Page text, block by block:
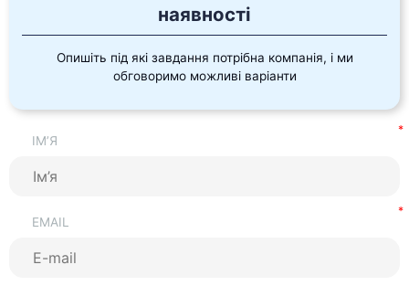
наявності
Опишіть під які завдання потрібна компанія, і ми
обговоримо можливі варіанти
ІМ’Я
EMAIL